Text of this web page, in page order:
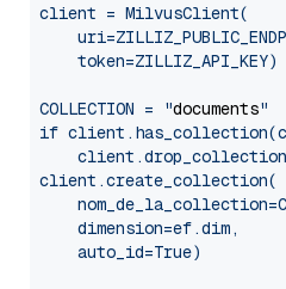
client = MilvusClient(
    token=ZILLIZ_API_KEY)
COLLECTION = "documents"
if
client.create_collection(
    dimension=ef.dim,
    auto_id=True)